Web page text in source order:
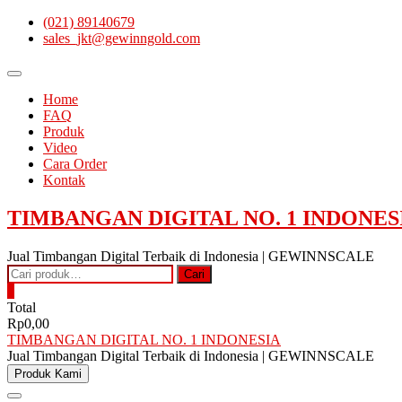
Skip
(021) 89140679
sales_jkt@gewinngold.com
Topbar
Home
FAQ
Produk
Video
Cara Order
Kontak
TIMBANGAN DIGITAL NO. 1
Jual Timbangan Digital Terbaik di Indonesia | GEWINNSCALE
Pencarian
untuk:
Cari
Total
Rp0,00
TIMBANGAN DIGITAL NO. 1 INDONESIA
Jual Timbangan Digital Terbaik di Indonesia | GEWINNSCALE
Produk Kami